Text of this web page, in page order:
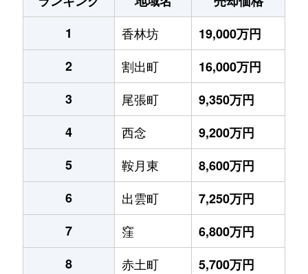
1
香林坊
19,000万円
2
割出町
16,000万円
3
尾張町
9,350万円
4
西念
9,200万円
5
鞍月東
8,600万円
6
出雲町
7,250万円
7
窪
6,800万円
8
赤土町
5,700万円